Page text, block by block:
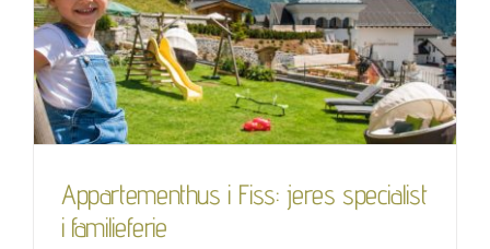
jeres specialist i
familieferie
Unkategorisiert
Appartementhus i Fiss: jeres specialist
i familieferie